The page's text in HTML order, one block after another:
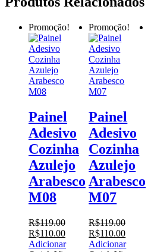
Promoção!
Painel
Adesivo
Cozinha
Azulejo
Arabesco
M08
R$119.00
O
preço
R$110.00O
preço
Adicionar
Promoção!
Painel
Adesivo
Cozinha
Azulejo
Arabesco
M07
R$119.00
O
preço
R$110.00O
preço
Adicionar